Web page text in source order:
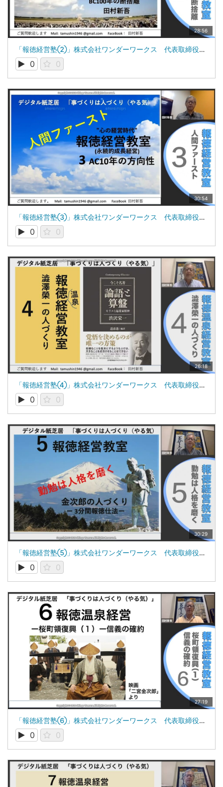
28:56
「報徳経営塾②」株式会社ワンダーワークス 代表取締役 田村新吾
0 0
30:54
「報徳経営塾③」株式会社ワンダーワークス 代表取締役 田村新吾
0 0
26:18
「報徳経営塾④」株式会社ワンダーワークス 代表取締役 田村新吾
0 0
30:29
「報徳経営塾⑤」株式会社ワンダーワークス 代表取締役 田村新吾
0 0
27:19
「報徳経営塾⑥」株式会社ワンダーワークス 代表取締役 田村新吾
0 0